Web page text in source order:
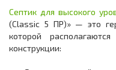
Септик для высокого
(Classic 5 ПР)» — это
которой
конструкции: